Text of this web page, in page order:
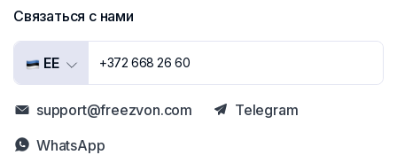
Связаться с нами
EE +372 668 26 60
support@freezvon.com
Telegram
WhatsApp